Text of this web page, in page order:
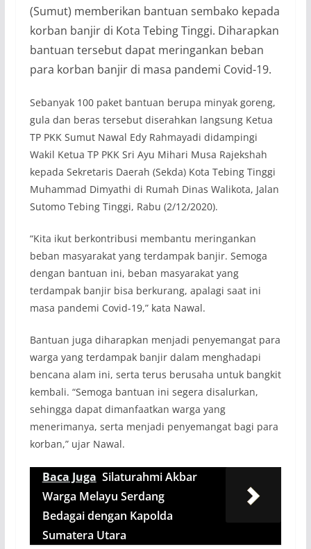
(Sumut) memberikan bantuan sembako kepada
korban banjir di Kota Tebing Tinggi. Diharapkan
bantuan tersebut dapat meringankan beban
para korban banjir di masa pandemi Covid-19.
Sebanyak 100 paket bantuan berupa minyak goreng,
gula dan beras tersebut diserahkan langsung Ketua
TP PKK Sumut Nawal Edy Rahmayadi didampingi
Wakil Ketua TP PKK Sri Ayu Mihari Musa Rajekshah
kepada Sekretaris Daerah (Sekda) Kota Tebing Tinggi
Muhammad Dimyathi di Rumah Dinas Walikota, Jalan
Sutomo Tebing Tinggi, Rabu (2/12/2020).
“Kita ikut berkontribusi membantu meringankan
beban masyarakat yang terdampak banjir. Semoga
dengan bantuan ini, beban masyarakat yang
terdampak banjir bisa berkurang, apalagi saat ini
masa pandemi Covid-19,” kata Nawal.
Bantuan juga diharapkan menjadi penyemangat para
warga yang terdampak banjir dalam menghadapi
bencana alam ini, serta terus berusaha untuk bangkit
kembali. “Semoga bantuan ini segera disalurkan,
sehingga dapat dimanfaatkan warga yang
menerimanya, serta menjadi penyemangat bagi para
korban,” ujar Nawal.
Baca Juga Silaturahmi Akbar
Warga Melayu Serdang
Bedagai dengan Kapolda
Sumatera Utara